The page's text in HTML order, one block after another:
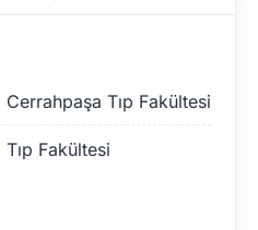
Tıp Fakültesi
Fakültesi